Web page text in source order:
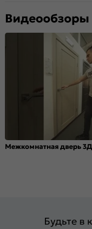
Видеообзоры
Межкомнатная дверь
Будьте в